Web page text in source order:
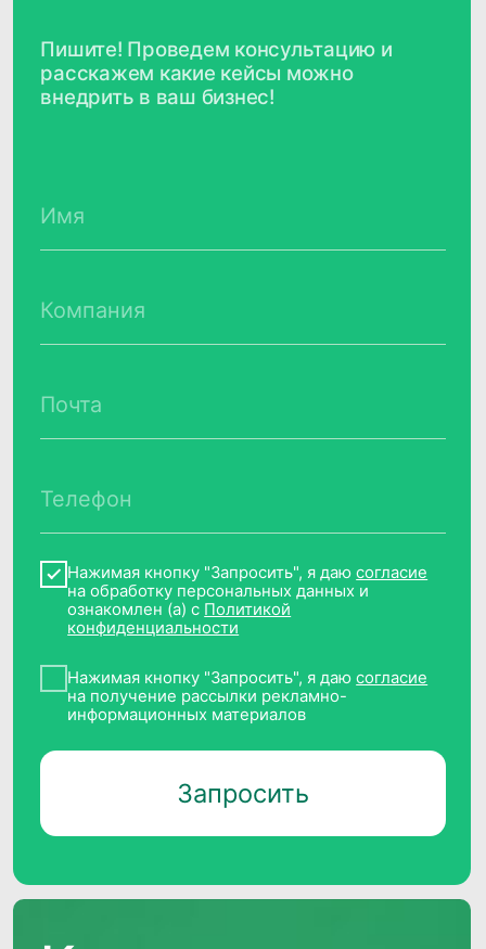
© 2014−2026 CleverData
Требования Минцифры к сайтам ИТ-
компаний
данных
Реестр условий и запретов обработки
CDP CleverData Join
CleverData Tag Manager